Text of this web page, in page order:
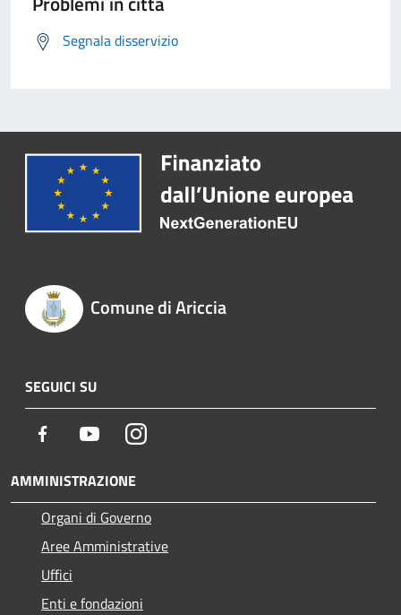
Segnala disservizio
Comune di Ariccia
SEGUICI SU
Facebook YoutubeInstagram
AMMINISTRAZIONE
Organi di Governo
Aree Amministrative
Uffici
Enti e fondazioni